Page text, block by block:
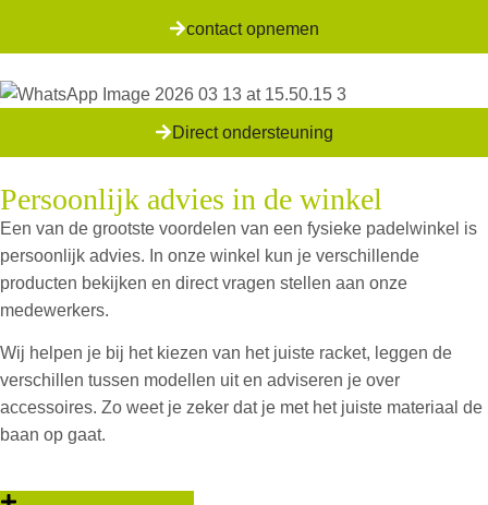
contact opnemen
Direct ondersteuning
Persoonlijk advies in de winkel
Een van de grootste voordelen van een fysieke padelwinkel is
persoonlijk advies. In onze winkel kun je verschillende
producten bekijken en direct vragen stellen aan onze
medewerkers.
Wij helpen je bij het kiezen van het juiste racket, leggen de
verschillen tussen modellen uit en adviseren je over
accessoires. Zo weet je zeker dat je met het juiste materiaal de
baan op gaat.